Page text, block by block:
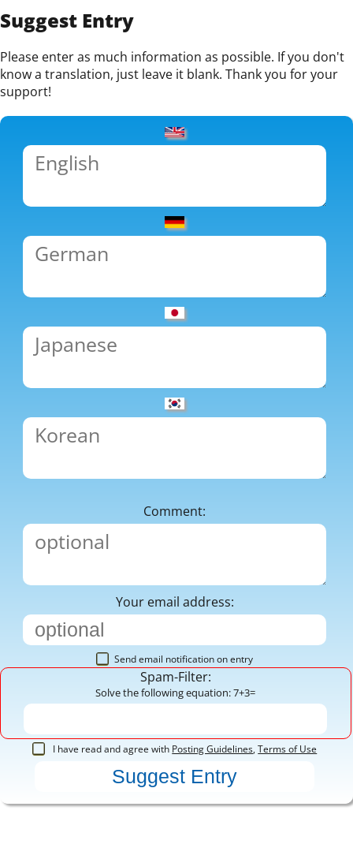
Suggest Entry
Please enter as much information as possible. If you don't
know a translation, just leave it blank. Thank you for your
support!
Comment:
Your email address:
Send email notification on entry
Spam-Filter:
Solve the following equation: 7+3=
I have read and agree with Posting Guidelines,Terms of Use